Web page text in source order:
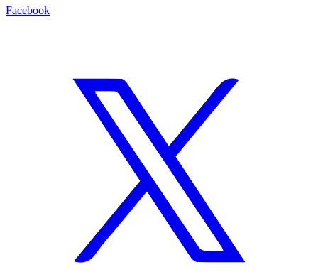
Facebook